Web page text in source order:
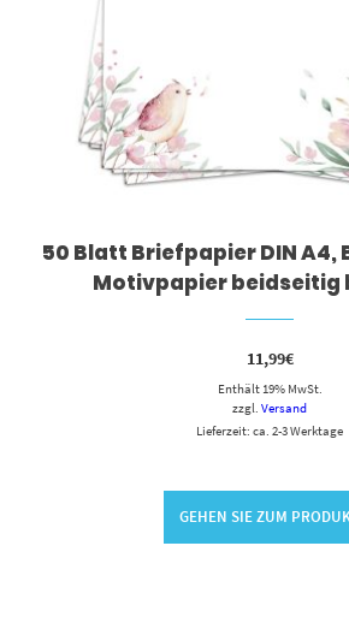
50 Blatt Briefpapier DIN A4,
Motivpapier beidseitig
11,99€
Enthält 19% MwSt.
zzgl. Versand
Lieferzeit: ca. 2-3 Werktage
GEHEN SIE ZUM